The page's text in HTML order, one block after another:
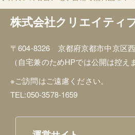
株式会社クリエイティ
〒604-8326 京都府京都市中京区
（自宅兼のためHPでは公開は控え
※ご訪問はご遠慮ください。
TEL:050-3578-1659